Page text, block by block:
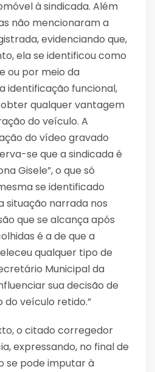
à sindicada. Além
não mencionaram a
evidenciando que,
ela se identificou como
ou por meio da
identificação funcional,
qualquer vantagem
do veículo. A
do vídeo gravado
se que a sindicada é
Gisele”, o que só
se identificado
situação narrada nos
que se alcança após
é a de que a
qualquer tipo de
Municipal da
sua decisão de
veículo retido.”
o citado corregedor
expressando, no final de
se pode imputar à